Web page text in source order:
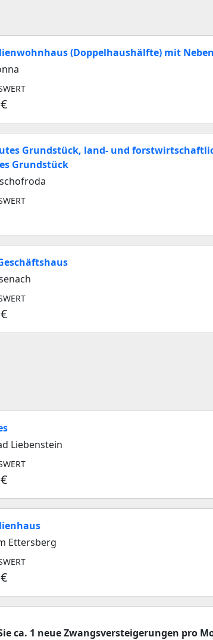
(Doppelhaushälfte) mit
Grundstück, land- und
Grundstück
Liebenstein
Ettersberg
ca. 1 neue Zwangsversteigerungen pro